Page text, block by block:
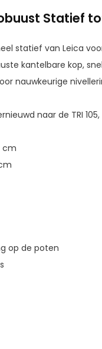
Statief
statief van Leica
kantelbare kop,
nauwkeurige
naar de TRI
cm
op de poten